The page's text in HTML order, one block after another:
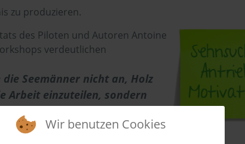
zu produzieren.
des Piloten und Autoren Antoine
verdeutlichen
Seemänner nicht an, Holz
Arbeit einzuteilen, sondern
endlosen Meer."
Wir benutzen Cookies